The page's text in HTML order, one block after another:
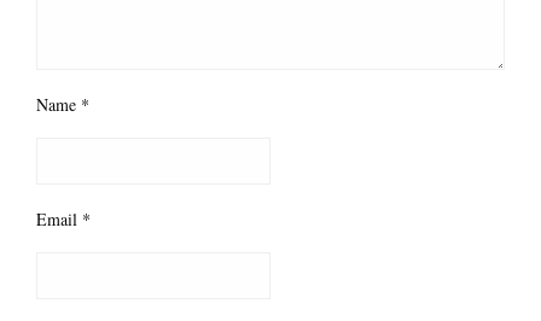
Name *
Email *